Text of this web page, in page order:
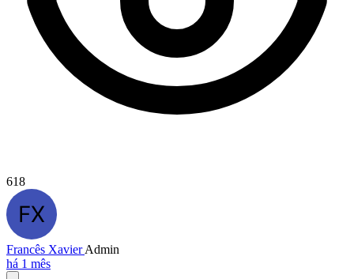
618
Francês XavierAdmin
há 1 mês